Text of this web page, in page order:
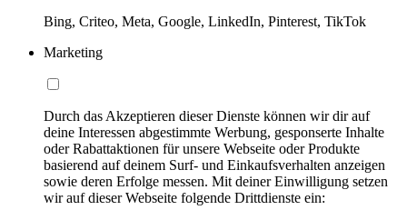
Bing, Criteo, Meta, Google, LinkedIn, Pinterest, TikTok
Marketing
Durch das Akzeptieren dieser Dienste können wir dir auf
deine Interessen abgestimmte Werbung, gesponserte Inhalte
oder Rabattaktionen für unsere Webseite oder Produkte
basierend auf deinem Surf- und Einkaufsverhalten anzeigen
sowie deren Erfolge messen. Mit deiner Einwilligung setzen
wir auf dieser Webseite folgende Drittdienste ein: